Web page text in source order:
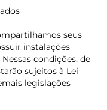
seus
instalações
condições, de
sujeitos à Lei
legislações